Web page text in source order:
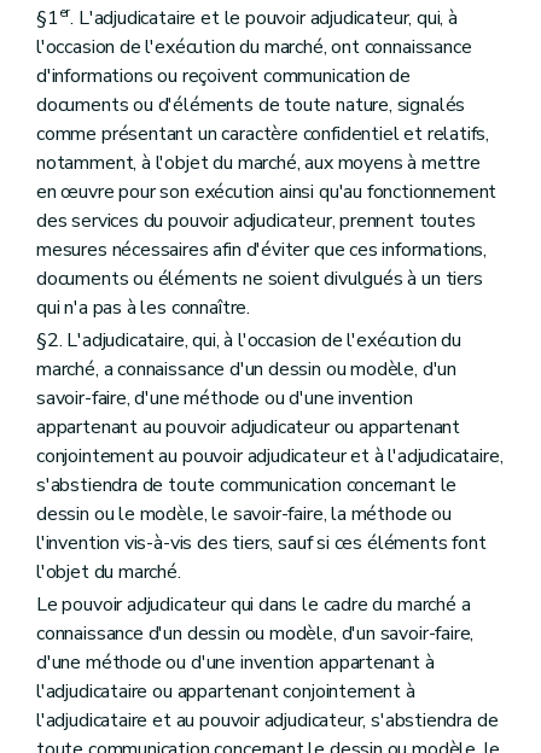
§1er. L'adjudicataire et le pouvoir adjudicateur, qui, à
l'occasion de l'exécution du marché, ont connaissance
d'informations ou reçoivent communication de
documents ou d'éléments de toute nature, signalés
comme présentant un caractère confidentiel et relatifs,
notamment, à l'objet du marché, aux moyens à mettre
en œuvre pour son exécution ainsi qu'au fonctionnement
des services du pouvoir adjudicateur, prennent toutes
mesures nécessaires afin d'éviter que ces informations,
documents ou éléments ne soient divulgués à un tiers
qui n'a pas à les connaître.
§2. L'adjudicataire, qui, à l'occasion de l'exécution du
marché, a connaissance d'un dessin ou modèle, d'un
savoir-faire, d'une méthode ou d'une invention
appartenant au pouvoir adjudicateur ou appartenant
conjointement au pouvoir adjudicateur et à l'adjudicataire,
s'abstiendra de toute communication concernant le
dessin ou le modèle, le savoir-faire, la méthode ou
l'invention vis-à-vis des tiers, sauf si ces éléments font
l'objet du marché.
Le pouvoir adjudicateur qui dans le cadre du marché a
connaissance d'un dessin ou modèle, d'un savoir-faire,
d'une méthode ou d'une invention appartenant à
l'adjudicataire ou appartenant conjointement à
l'adjudicataire et au pouvoir adjudicateur, s'abstiendra de